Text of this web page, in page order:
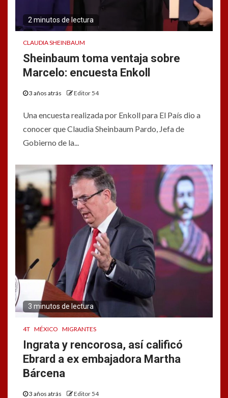
2 minutos de lectura
CLAUDIA SHEINBAUM
Sheinbaum toma ventaja sobre
Marcelo: encuesta Enkoll
3 años atrás Editor 54
Una encuesta realizada por Enkoll para El País dio a
conocer que Claudia Sheinbaum Pardo, Jefa de
Gobierno de la...
3 minutos de lectura
4T MÉXICO MIGRANTES
Ingrata y rencorosa, así calificó
Ebrard a ex embajadora Martha
Bárcena
3 años atrás Editor 54